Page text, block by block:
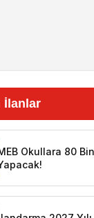
İlanlar
Okullara 80